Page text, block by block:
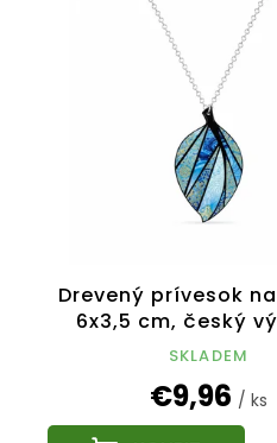
Drevený prívesok
6x3,5 cm, český
SKLADEM
€9,96 / ks